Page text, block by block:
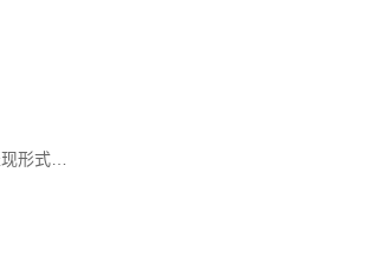
广州物流公司_广州货运公司_第三方物流服务风险的表现形式及其危害性